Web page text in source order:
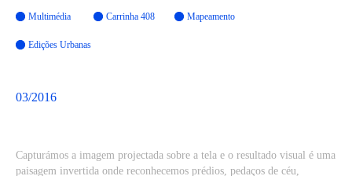
Multimédia Carrinha 408 Mapeamento
Edições Urbanas
03/2016
Capturámos a imagem projectada sobre a tela e o resultado visual é uma
paisagem invertida onde reconhecemos prédios, pedaços de céu,